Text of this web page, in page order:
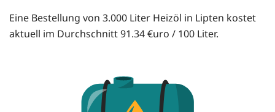
Eine Bestellung von 3.000 Liter Heizöl in Lipten kostet
aktuell im Durchschnitt 91.34 €uro / 100 Liter.